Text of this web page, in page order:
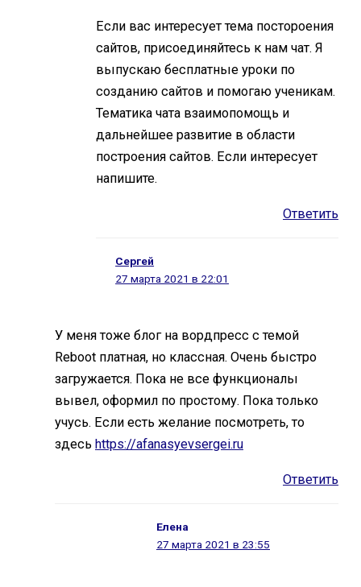
Если вас интересует тема постороения
сайтов, присоединяйтесь к нам чат. Я
выпускаю бесплатные уроки по
созданию сайтов и помогаю ученикам.
Тематика чата взаимопомощь и
дальнейшее развитие в области
построения сайтов. Если интересует
напишите.
Ответить
Сергей
27 марта 2021 в 22:01
У меня тоже блог на вордпресc с темой
Reboot платная, но классная. Очень быстро
загружается. Пока не все функционалы
вывел, оформил по простому. Пока только
учусь. Если есть желание посмотреть, то
здесь https://afanasyevsergei.ru
Ответить
Елена
27 марта 2021 в 23:55